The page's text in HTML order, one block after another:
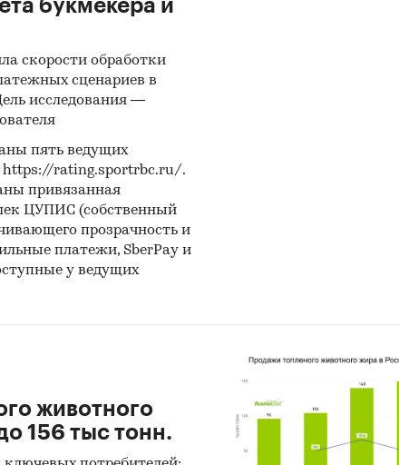
букмекера и
скорости обработки
сценариев в
исследования —
пять ведущих
https://rating.sportrbc.ru/.
привязанная
ЦУПИС (собственный
прозрачность и
платежи, SberPay и
у ведущих
животного
156 тыс тонн.